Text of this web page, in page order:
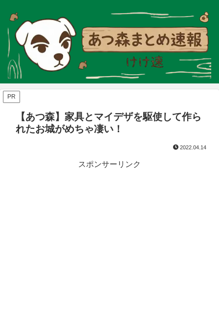
PR
【あつ森】家具とマイデザを駆使して作ら
れたお城がめちゃ凄い！
2022.04.14
スポンサーリンク